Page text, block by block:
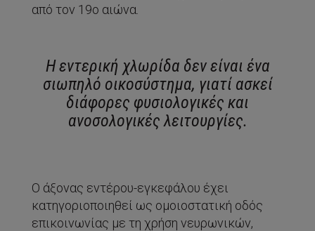
από τον 19ο αιώνα.
Η εντερική χλωρίδα δεν είναι ένα
σιωπηλό οικοσύστημα, γιατί ασκεί
διάφορες φυσιολογικές και
ανοσολογικές λειτουργίες.
Ο άξονας εντέρου-εγκεφάλου έχει
κατηγοριοποιηθεί ως ομοιοστατική οδός
επικοινωνίας με τη χρήση νευρωνικών,